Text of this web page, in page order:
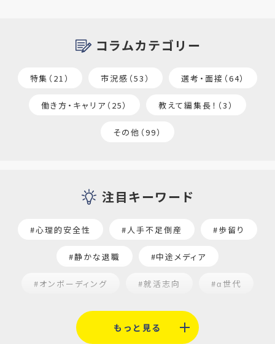
コラムカテゴリー
特集（21） 市況感（53） 選考・面接（64）
働き方・キャリア（25） 教えて編集長！（3）
その他（99）
注目キーワード
#心理的安全性 #人手不足倒産 #歩留り
#静かな退職 #中途メディア
#オンボーディング #就活志向 #α世代
#平均採用単価
#人材定着 #AI面接
もっと見る